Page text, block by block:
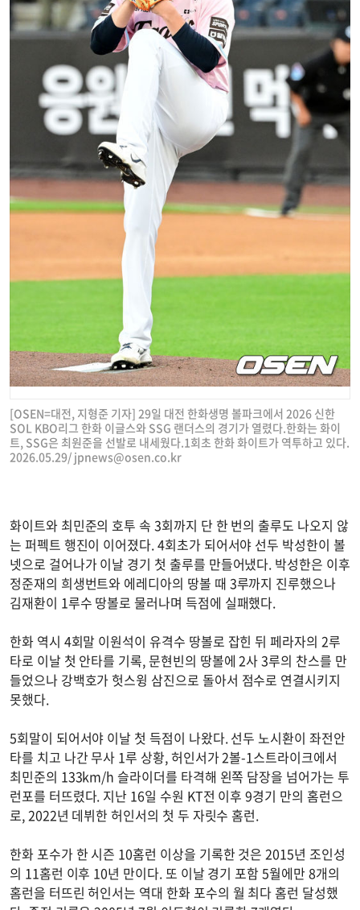
[OSEN=대전, 지형준 기자] 29일 대전 한화생명 볼파크에서 2026 신한
SOL KBO리그 한화 이글스와 SSG 랜더스의 경기가 열렸다.한화는 화이
트, SSG은 최원준을 선발로 내세웠다.1회초 한화 화이트가 역투하고 있다.
2026.05.29/ jpnews@osen.co.kr
화이트와 최민준의 호투 속 3회까지 단 한 번의 출루도 나오지 않
는 퍼펙트 행진이 이어졌다. 4회초가 되어서야 선두 박성한이 볼
넷으로 걸어나가 이날 경기 첫 출루를 만들어냈다. 박성한은 이후
정준재의 희생번트와 에레디아의 땅볼 때 3루까지 진루했으나
김재환이 1루수 땅볼로 물러나며 득점에 실패했다.
한화 역시 4회말 이원석이 유격수 땅볼로 잡힌 뒤 페라자의 2루
타로 이날 첫 안타를 기록, 문현빈의 땅볼에 2사 3루의 찬스를 만
들었으나 강백호가 헛스윙 삼진으로 돌아서 점수로 연결시키지
못했다.
5회말이 되어서야 이날 첫 득점이 나왔다. 선두 노시환이 좌전안
타를 치고 나간 무사 1루 상황, 허인서가 2볼-1스트라이크에서
최민준의 133km/h 슬라이더를 타격해 왼쪽 담장을 넘어가는 투
런포를 터뜨렸다. 지난 16일 수원 KT전 이후 9경기 만의 홈런으
로, 2022년 데뷔한 허인서의 첫 두 자릿수 홈런.
한화 포수가 한 시즌 10홈런 이상을 기록한 것은 2015년 조인성
의 11홈런 이후 10년 만이다. 또 이날 경기 포함 5월에만 8개의
홈런을 터뜨린 허인서는 역대 한화 포수의 월 최다 홈런 달성했